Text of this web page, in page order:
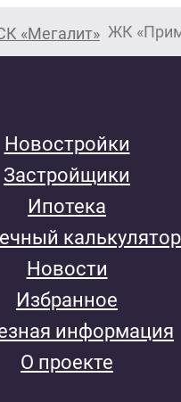
«Мегалит» ЖК
Новостройки
Застройщики
Ипотека
калькулятор
Новости
Избранное
информация
О проекте